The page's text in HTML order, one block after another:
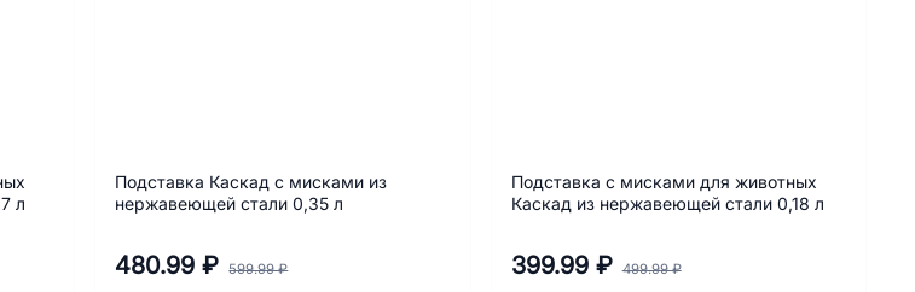
л
Подставка Каскад с мисками из
нержавеющей стали 0,35 л
480.99 ₽ 599.99 ₽
Подставка с мисками для животных
Каскад из нержавеющей стали 0,18 л
399.99 ₽ 499.99 ₽